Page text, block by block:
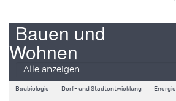
Bauen und
Wohnen
Alle anzeigen
Baubiologie Dorf- und Stadtentwicklung Energie